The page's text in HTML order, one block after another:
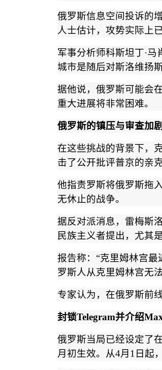
俄罗斯信息空间投诉的
人士估计，攻势实际上
军事分析师科斯坦丁·马
城市是随后对斯洛维扬
据他说，俄罗斯可能会
重大进展将非常困难。
俄罗斯的镇压与审查加剧
在这些挑战的背景下，
击了公开批评普京的亲
他指责罗斯将俄罗斯拖
无休止的战争。
据反对派消息，雷梅斯
民族主义者提出，尤其
报告称： “克里姆林宫最
罗斯人从克里姆林宫无
专家认为，在俄罗斯前
封锁Telegram并介绍
俄罗斯当局已经设定了
月初生效。从4月 1 日起